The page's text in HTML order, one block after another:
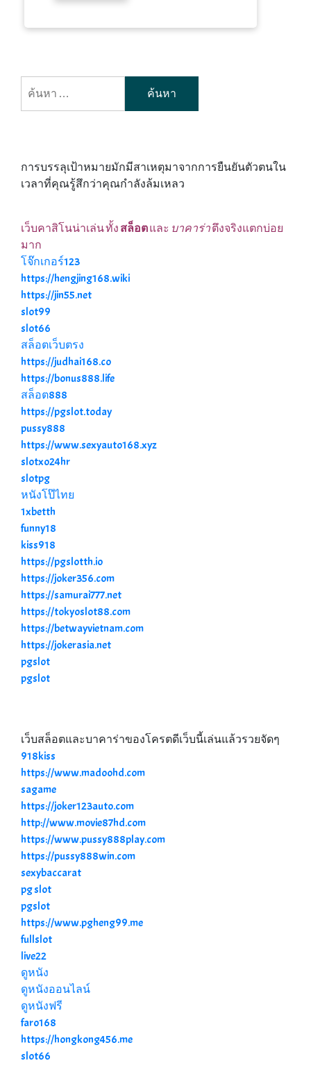
สำหรับ:
การบรรลุเป้าหมายมักมีสาเหตุมาจากการยืนยันตัวตนใน
เวลาที่คุณรู้สึกว่าคุณกำลังล้มเหลว
เว็บคาสิโนน่าเล่น ทั้ง สล็อตและ บาคาร่าตึงจริงแตกบ่อย
มาก
โจ๊กเกอร์123
https://hengjing168.wiki
https://jin55.net
slot99
slot66
สล็อตเว็บตรง
https://judhai168.co
https://bonus888.life
สล็อต888
https://pgslot.today
pussy888
https://www.sexyauto168.xyz
slotxo24hr
slotpg
หนังโป๊ไทย
1xbetth
funny18
kiss918
https://pgslotth.io
https://joker356.com
https://samurai777.net
https://tokyoslot88.com
https://betwayvietnam.com
https://jokerasia.net
pgslot
pgslot
เว็บสล็อตและบาคาร่าของโครตดีเว็บนี้เล่นแล้วรวยจัดๆ
918kiss
https://www.madoohd.com
sagame
https://joker123auto.com
http://www.movie87hd.com
https://www.pussy888play.com
https://pussy888win.com
sexybaccarat
pg slot
pgslot
https://www.pgheng99.me
fullslot
live22
ดูหนัง
ดูหนังออนไลน์
ดูหนังฟรี
faro168
https://hongkong456.me
slot66